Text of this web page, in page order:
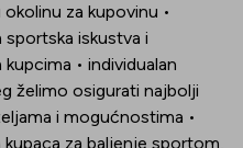
za kupovinu •
iskustva i
• individualan
želimo osigurati najbolji
i mogućnostima •
za baljenje sportom,